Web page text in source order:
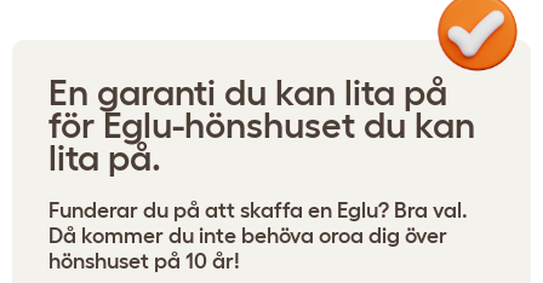
En garanti du kan lita på
för Eglu-hönshuset du kan
lita på.
Funderar du på att skaffa en Eglu? Bra val.
Då kommer du inte behöva oroa dig över
hönshuset på 10 år!